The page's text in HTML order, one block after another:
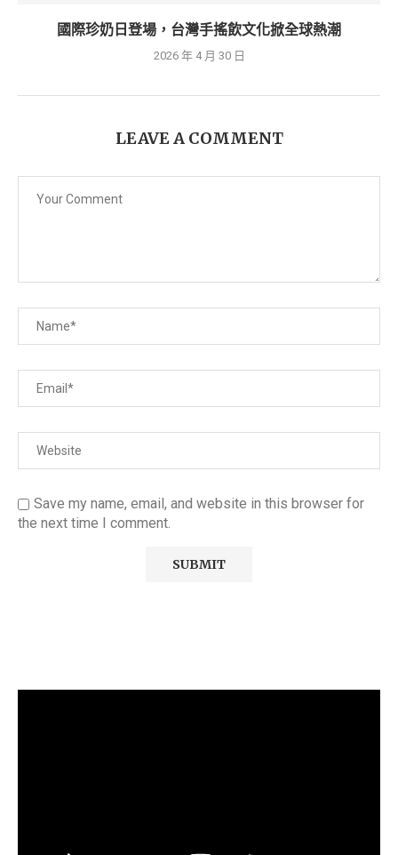
國際珍奶日登場，台灣手搖飲文化掀全球熱潮
2026 年 4 月 30 日
LEAVE A COMMENT
Save my name, email, and website in this browser for
the next time I comment.